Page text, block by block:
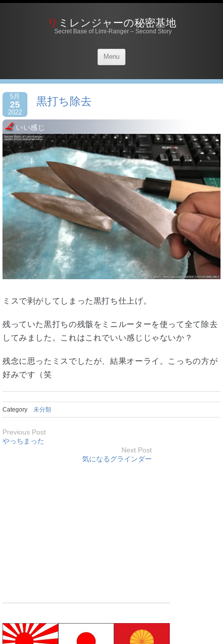
リミレンジャーの秘密基地
Secret Base of Limi-Ranger – Second Story
Menu
5月
25
2022
黒打ち除去
いい感じ
ミスで剥がしてしまった黒打ち仕上げ。
残っていた黒打ちの残骸をミニルーターを使って全て除去
してみました。これはこれでいい感じじゃないか？
残念に思ったミスでしたが、結果オーライ。こっちの方が
好みです（笑
Category 未分類
Previous Post
やっちまった
Next Post
気になるグラインダー